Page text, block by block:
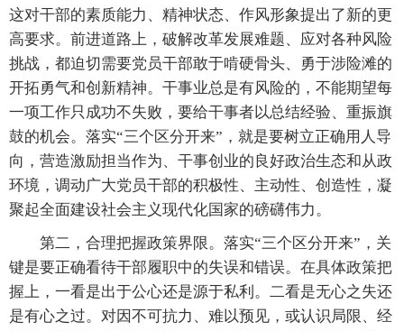
这对干部的素质能力、精神状态、作风形象提出了新的更
高要求。前进道路上，破解改革发展难题、应对各种风险
挑战，都迫切需要党员干部敢于啃硬骨头、勇于涉险滩的
开拓勇气和创新精神。干事业总是有风险的，不能期望每
一项工作只成功不失败，要给干事者以总结经验、重振旗
鼓的机会。落实“三个区分开来”，就是要树立正确用人导
向，营造激励担当作为、干事创业的良好政治生态和从政
环境，调动广大党员干部的积极性、主动性、创造性，凝
聚起全面建设社会主义现代化国家的磅礴伟力。
第二，合理把握政策界限。落实“三个区分开来”，关
键是要正确看待干部履职中的失误和错误。在具体政策把
握上，一看是出于公心还是源于私利。二看是无心之失还
是有心之过。对因不可抗力、难以预见，或认识局限、经